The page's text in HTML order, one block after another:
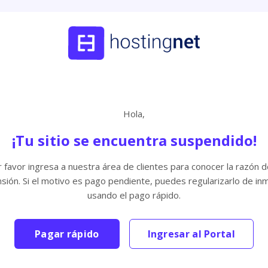
Hola,
¡Tu sitio se encuentra suspendido!
favor ingresa a nuestra área de clientes para conocer la razón
Si el motivo es pago pendiente, puedes regularizarlo de
usando el pago rápido.
Pagar rápido Ingresar al Portal